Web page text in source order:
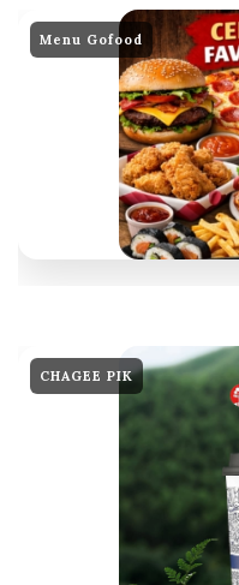
Menu Gofood
CHAGEE PIK